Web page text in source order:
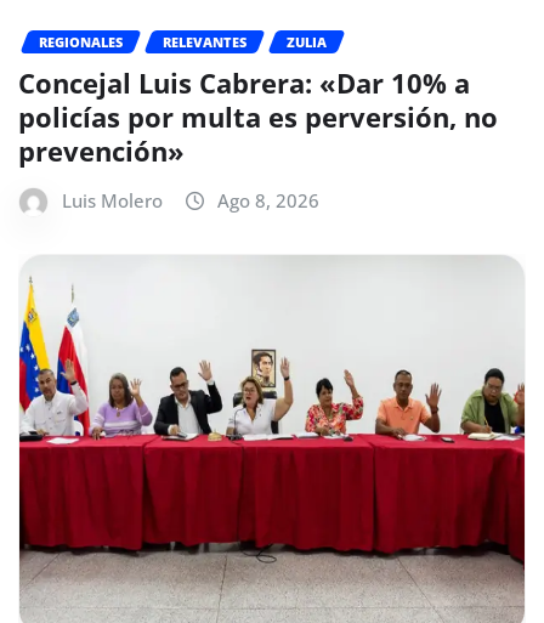
REGIONALES RELEVANTES ZULIA
Concejal Luis Cabrera: «Dar 10% a
policías por multa es perversión, no
prevención»
Luis Molero Ago 8, 2026